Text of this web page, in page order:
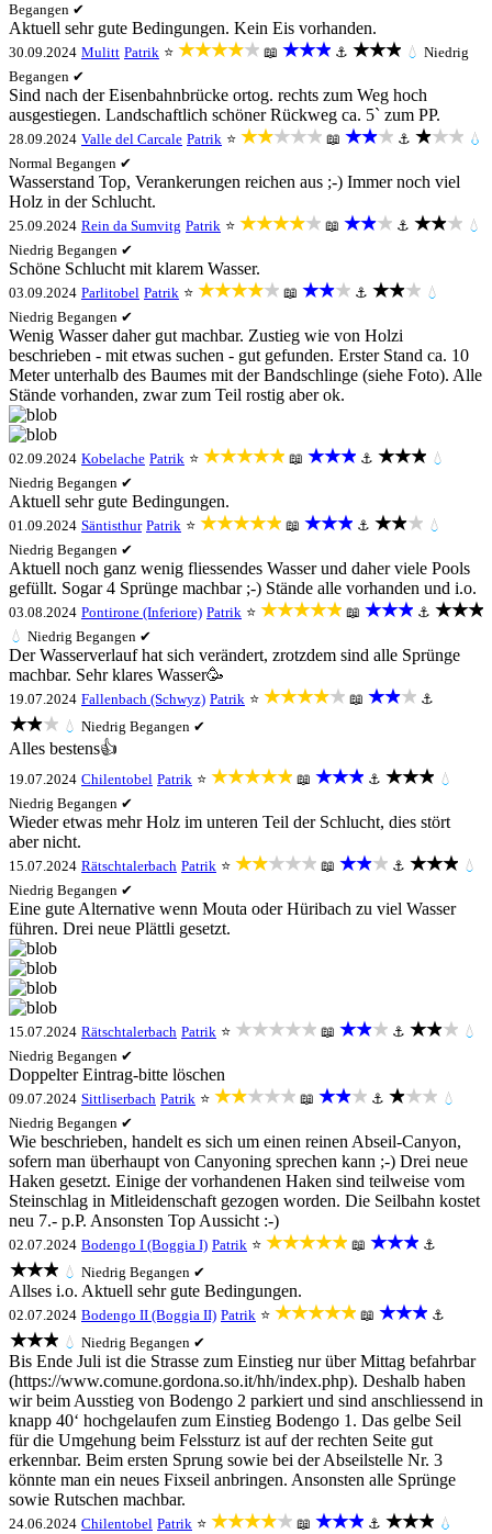
Begangen ✔
Aktuell sehr gute Bedingungen. Kein Eis vorhanden.
30.09.2024 Mulitt Patrik ⭐ ★★★★★ 📖 ★★★ ⚓ ★★★ 💧 Niedrig
Begangen ✔
Sind nach der Eisenbahnbrücke ortog. rechts zum Weg hoch
ausgestiegen. Landschaftlich schöner Rückweg ca. 5` zum PP.
28.09.2024 Valle del Carcale Patrik ⭐ ★★★★★ 📖 ★★★ ⚓ ★★★ 💧
Normal Begangen ✔
Wasserstand Top, Verankerungen reichen aus ;-) Immer noch viel
Holz in der Schlucht.
25.09.2024 Rein da Sumvitg Patrik ⭐ ★★★★★ 📖 ★★★ ⚓ ★★★ 💧
Niedrig Begangen ✔
Schöne Schlucht mit klarem Wasser.
03.09.2024 Parlitobel Patrik ⭐ ★★★★★ 📖 ★★★ ⚓ ★★★ 💧
Niedrig Begangen ✔
Wenig Wasser daher gut machbar. Zustieg wie von Holzi
beschrieben - mit etwas suchen - gut gefunden. Erster Stand ca. 10
Meter unterhalb des Baumes mit der Bandschlinge (siehe Foto). Alle
Stände vorhanden, zwar zum Teil rostig aber ok.
02.09.2024 Kobelache Patrik ⭐ ★★★★★ 📖 ★★★ ⚓ ★★★ 💧
Niedrig Begangen ✔
Aktuell sehr gute Bedingungen.
01.09.2024 Säntisthur Patrik ⭐ ★★★★★ 📖 ★★★ ⚓ ★★★ 💧
Niedrig Begangen ✔
Aktuell noch ganz wenig fliessendes Wasser und daher viele Pools
gefüllt. Sogar 4 Sprünge machbar ;-) Stände alle vorhanden und i.o.
03.08.2024 Pontirone (Inferiore) Patrik ⭐ ★★★★★ 📖 ★★★ ⚓ ★★★
💧 Niedrig Begangen ✔
Der Wasserverlauf hat sich verändert, zrotzdem sind alle Sprünge
machbar. Sehr klares Wasser🥳
19.07.2024 Fallenbach (Schwyz) Patrik ⭐ ★★★★★ 📖 ★★★ ⚓
★★★ 💧 Niedrig Begangen ✔
Alles bestens👍
19.07.2024 Chilentobel Patrik ⭐ ★★★★★ 📖 ★★★ ⚓ ★★★ 💧
Niedrig Begangen ✔
Wieder etwas mehr Holz im unteren Teil der Schlucht, dies stört
aber nicht.
15.07.2024 Rätschtalerbach Patrik ⭐ ★★★★★ 📖 ★★★ ⚓ ★★★ 💧
Niedrig Begangen ✔
Eine gute Alternative wenn Mouta oder Hüribach zu viel Wasser
führen. Drei neue Plättli gesetzt.
15.07.2024 Rätschtalerbach Patrik ⭐ ★★★★★ 📖 ★★★ ⚓ ★★★ 💧
Niedrig Begangen ✔
Doppelter Eintrag-bitte löschen
09.07.2024 Sittliserbach Patrik ⭐ ★★★★★ 📖 ★★★ ⚓ ★★★ 💧
Niedrig Begangen ✔
Wie beschrieben, handelt es sich um einen reinen Abseil-Canyon,
sofern man überhaupt von Canyoning sprechen kann ;-) Drei neue
Haken gesetzt. Einige der vorhandenen Haken sind teilweise vom
Steinschlag in Mitleidenschaft gezogen worden. Die Seilbahn kostet
neu 7.- p.P. Ansonsten Top Aussicht :-)
02.07.2024 Bodengo I (Boggia I) Patrik ⭐ ★★★★★ 📖 ★★★ ⚓
★★★ 💧 Niedrig Begangen ✔
Allses i.o. Aktuell sehr gute Bedingungen.
02.07.2024 Bodengo II (Boggia II) Patrik ⭐ ★★★★★ 📖 ★★★ ⚓
★★★ 💧 Niedrig Begangen ✔
Bis Ende Juli ist die Strasse zum Einstieg nur über Mittag befahrbar
(https://www.comune.gordona.so.it/hh/index.php). Deshalb haben
wir beim Ausstieg von Bodengo 2 parkiert und sind anschliessend in
knapp 40‘ hochgelaufen zum Einstieg Bodengo 1. Das gelbe Seil
für die Umgehung beim Felssturz ist auf der rechten Seite gut
erkennbar. Beim ersten Sprung sowie bei der Abseilstelle Nr. 3
könnte man ein neues Fixseil anbringen. Ansonsten alle Sprünge
sowie Rutschen machbar.
24.06.2024 Chilentobel Patrik ⭐ ★★★★★ 📖 ★★★ ⚓ ★★★ 💧